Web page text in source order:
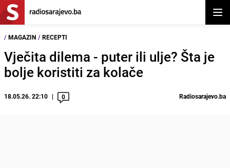
/ MAGAZIN / RECEPTI
Vječita dilema - puter ili ulje? Šta je
bolje koristiti za kolače
18.05.26. 22:10 0 Radiosarajevo.ba